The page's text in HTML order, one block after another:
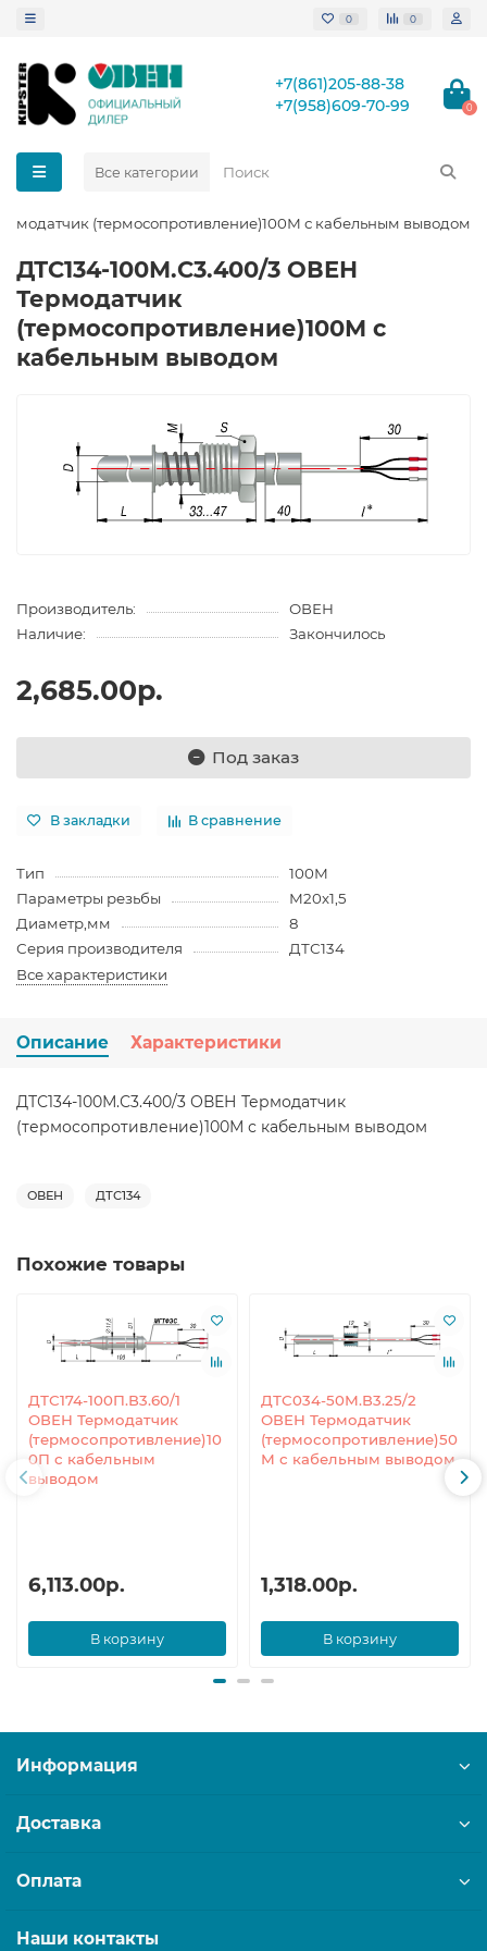
0 0
+7(861)205-88-38
+7(958)609-70-99
0
Все категории
(термосопротивление)100М с кабельным выводом
ДТС134-100М.С3.400/3 ОВЕН
Термодатчик
(термосопротивление)100М с
кабельным выводом
Производитель:
ОВЕН
Наличие:
Закончилось
2,685.00р.
Под заказ
В закладки В сравнение
Тип
100М
Параметры резьбы
М20х1,5
Диаметр,мм
8
Серия производителя
ДТС134
Все характеристики
Описание Характеристики
ДТС134-100М.С3.400/3 ОВЕН Термодатчик
(термосопротивление)100М с кабельным выводом
ОВЕН ДТС134
Похожие товары
ДТС174-100П.В3.60/1
ОВЕН Термодатчик
(термосопротивление)10
0П с кабельным
выводом
6,113.00р.
В корзину
ДТС034-50М.В3.25/2
ОВЕН Термодатчик
(термосопротивление)50
М с кабельным выводом
1,318.00р.
В корзину
Информация
Доставка
Оплата
Наши контакты